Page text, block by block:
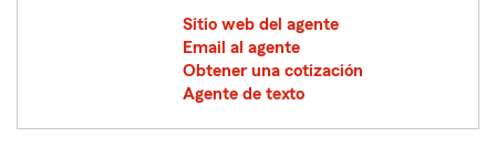
Sitio web del agente
Email al agente
Obtener una cotización
Agente de texto